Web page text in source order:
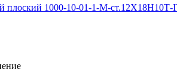
плоский 1000-10-01-1-M-